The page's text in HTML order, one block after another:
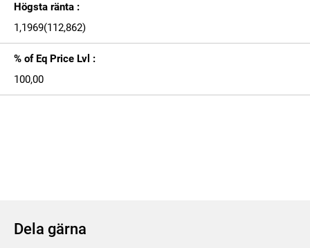
Högsta ränta :
1,1969(112,862)
% of Eq Price Lvl :
100,00
Dela gärna